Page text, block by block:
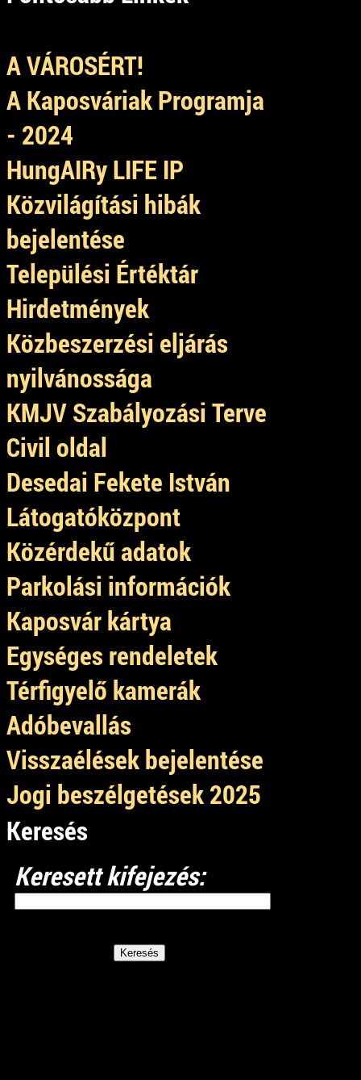
A VÁROSÉRT!
A Kaposváriak Programja
- 2024
HungAIRy LIFE IP
Közvilágítási hibák
bejelentése
Települési Értéktár
Hirdetmények
Közbeszerzési eljárás
nyilvánossága
KMJV Szabályozási Terve
Civil oldal
Desedai Fekete István
Látogatóközpont
Közérdekű adatok
Parkolási információk
Kaposvár kártya
Egységes rendeletek
Térfigyelő kamerák
Adóbevallás
Visszaélések bejelentése
Jogi beszélgetések 2025
Keresés
Keresett kifejezés: